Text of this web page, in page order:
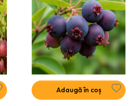
Adaugă în coș